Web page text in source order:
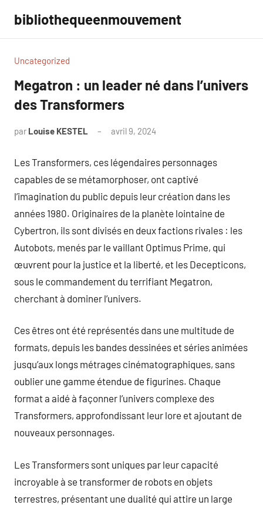
contenu
bibliothequeenmouvement
Uncategorized
Megatron : un leader né dans l’univers
des Transformers
par Louise KESTEL avril 9, 2024
Les Transformers, ces légendaires personnages
capables de se métamorphoser, ont captivé
l’imagination du public depuis leur création dans les
années 1980. Originaires de la planète lointaine de
Cybertron, ils sont divisés en deux factions rivales : les
Autobots, menés par le vaillant Optimus Prime, qui
œuvrent pour la justice et la liberté, et les Decepticons,
sous le commandement du terrifiant Megatron,
cherchant à dominer l’univers.
Ces êtres ont été représentés dans une multitude de
formats, depuis les bandes dessinées et séries animées
jusqu’aux longs métrages cinématographiques, sans
oublier une gamme étendue de figurines. Chaque
format a aidé à façonner l’univers complexe des
Transformers, approfondissant leur lore et ajoutant de
nouveaux personnages.
Les Transformers sont uniques par leur capacité
incroyable à se transformer de robots en objets
terrestres, présentant une dualité qui attire un large